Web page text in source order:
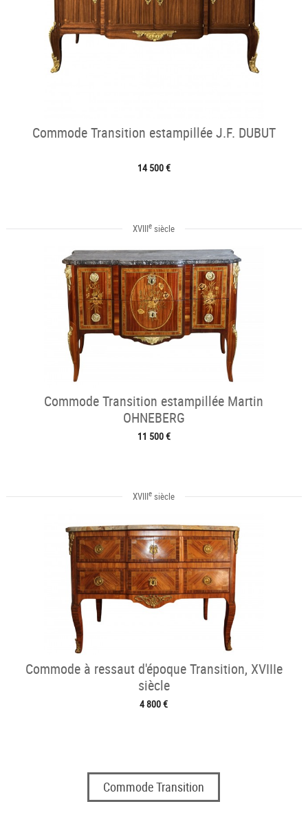
Commode Transition estampillée J.F. DUBUT
14 500 €
XVIIIe siècle
Commode Transition estampillée Martin
OHNEBERG
11 500 €
XVIIIe siècle
Commode à ressaut d'époque Transition, XVIIIe
siècle
4 800 €
Commode Transition